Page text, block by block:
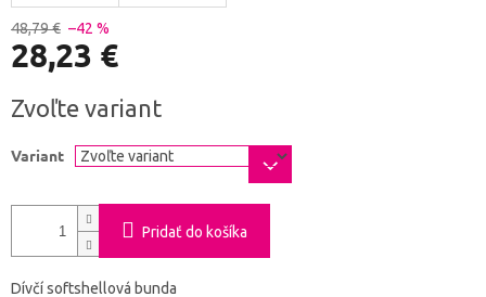
48,79 € –42 %
28,23 €
cena:
Zvoľte variant
Variant
Pridať do košíka
Dívčí softshellová bunda